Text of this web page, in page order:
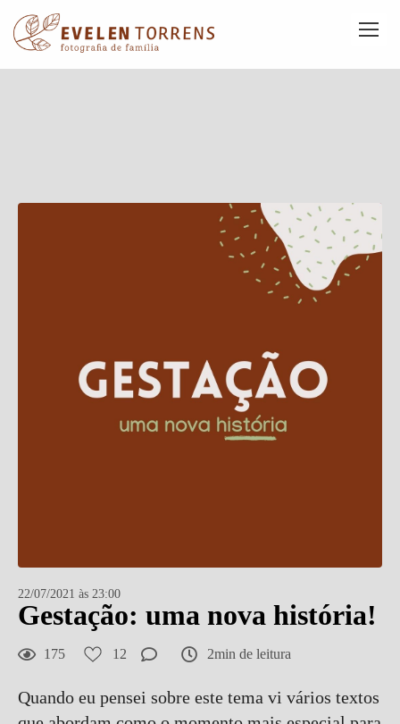
22/07/2021 às 23:00
Gestação: uma nova história!
175 12 2min de leitura
Quando eu pensei sobre este tema vi vários textos